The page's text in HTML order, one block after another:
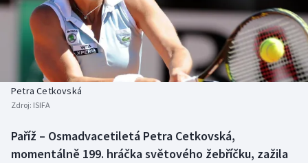
Baseball a softbal
Basketbal
Biatlon
Box
Soutěže
Historické návraty
Aplikace ČT sport
Petra Cetkovská
Zdroj: ISIFA
Paříž – Osmadvacetiletá Petra Cetkovská,
momentálně 199. hráčka světového žebříčku, zažila